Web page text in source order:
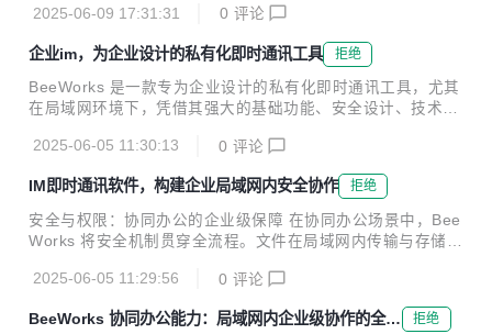
网风险，保障数据的绝对控制权。 （二）权限管理与审计 Be
输，从根本上杜绝了第三方平台介入导致的数据泄露风险。 2.
加密技术 · 传输加密：BeeWorks 采用先进的加密技术，如 T
LS/SSL 协议和 256 位 AES 加密技术，对数据在传输过程中
的安全性进行保障。即使数据在传输过程中被截获，也无法被
破解读取。 · 存储加密：所有存储在服务器上的数据（包括聊
客也无法轻易获取有价值的信息。 3. 精细化权限管理 Bee
2025-06-09 17:31:31 0 评论
企业im，为企业设计的私有化即时通讯工具 拒绝
BeeWorks 是一款专为企业设计的私有化即时通讯工具，尤其
在局域网环境下，凭借其强大的基础功能、安全设计、技术优
下是其在各方面的具体表现： 基础功能 · 多样化的沟通方式：
BeeWorks 支持文字、语音、视频、表情、图片、文件等多种
消息类型，满足企业内部多样化的沟通场景。此外，还支持单
聊、群聊、密聊、部门群、千人群等多种聊天模式。 · 高效的
群组管理：企业可以根据组织架构自定义配置通讯录模板，支
顶、特别关注、消息过滤等功能，帮助用户更好地管理沟通内
2025-06-05 11:30:13 0 评论
IM即时通讯软件，构建企业局域网内安全协作 拒绝
安全与权限：协同办公的企业级保障 在协同办公场景中，Bee
Works 将安全机制贯穿全流程。文件在局域网内传输与存储时
等功能，防止敏感资料外泄；多人在线编辑文档时，可设置禁
止复制、截屏等防护措施，确保协作过程中的数据安全。权限
管理可按部门、角色、项目组灵活配置，例如限制研发部门文
2025-06-05 11:29:56 0 评论
BeeWorks 协同办公能力：局域网内企业级协作的全场
拒绝